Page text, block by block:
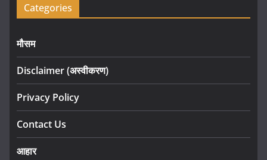
Categories
मौसम
Disclaimer (अस्वीकरण)
Privacy Policy
Contact Us
आहार